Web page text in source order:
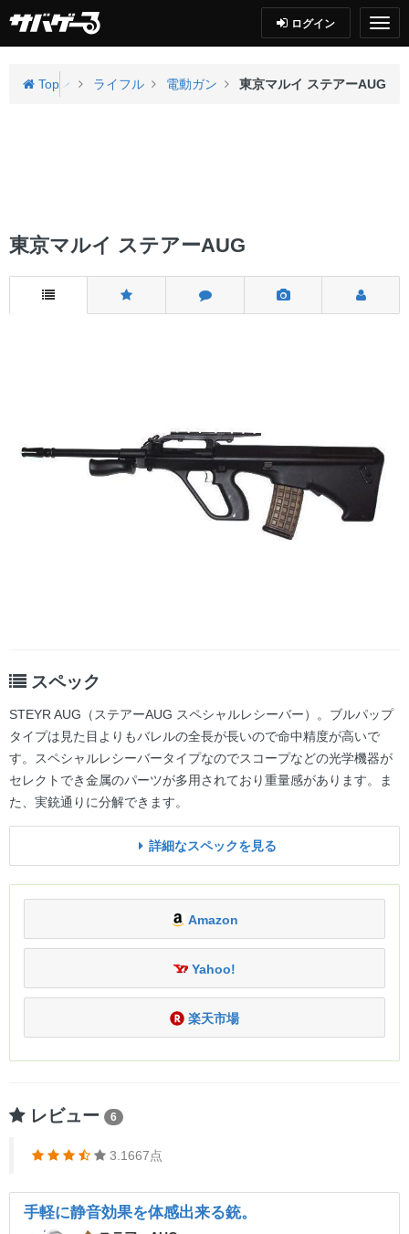
ログイン
Top
エアガン ライフル 電動ガン 東京マルイ ステアーAUG
東京マルイ ステアーAUG
スペック
STEYR AUG（ステアーAUG スペシャルレシーバー）。ブルパップ
タイプは見た目よりもバレルの全長が長いので命中精度が高いで
す。スペシャルレシーバータイプなのでスコープなどの光学機器が
セレクトでき金属のパーツが多用されており重量感があります。ま
た、実銃通りに分解できます。
詳細なスペックを見る
Amazon
Yahoo!
楽天市場
レビュー 6
3.1667点
手軽に静音効果を体感出来る銃。